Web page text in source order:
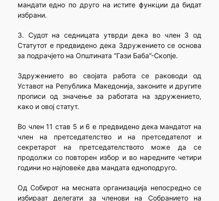
мандати едно по друго на истите функции да бидат
избрани.
3. Судот на седницата утврди дека во член 3 од
Статутот е предвидено дека Здружението се основа
за подрачјето на Општината “Гази Баба”-Скопје.
Здружението во својата работа се раководи од
Уставот на Република Македонија, законите и другите
прописи од значење за работата на здружението,
како и овој статут.
Во член 11 став 5 и 6 е предвидено дека мандатот на
член на претседателство и на претседателот и
секретарот на претседателството може да се
продолжи со повторен избор и во наредните четири
години но најповеќе два мандата едноподруго.
Од Собирот на месната организација непосредно се
избираат делегати за членови на Собранието на